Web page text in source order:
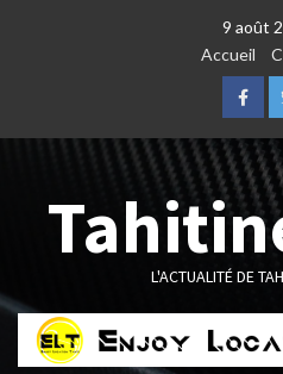
9 août
Accueil
L'ACTUALITÉ DE